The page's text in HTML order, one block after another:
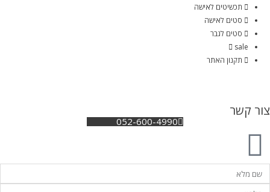
תכשיטים לאישה
סטים לאישה
סטים לגבר
sale
תקנון האתר
צור קשר
052-600-4990